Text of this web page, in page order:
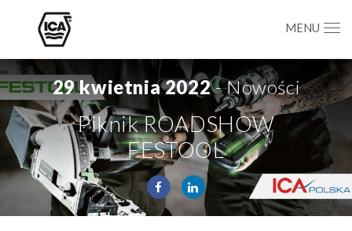
MENU
29 kwietnia 2022- Nowości
Piknik ROADSHOW
FESTOOL